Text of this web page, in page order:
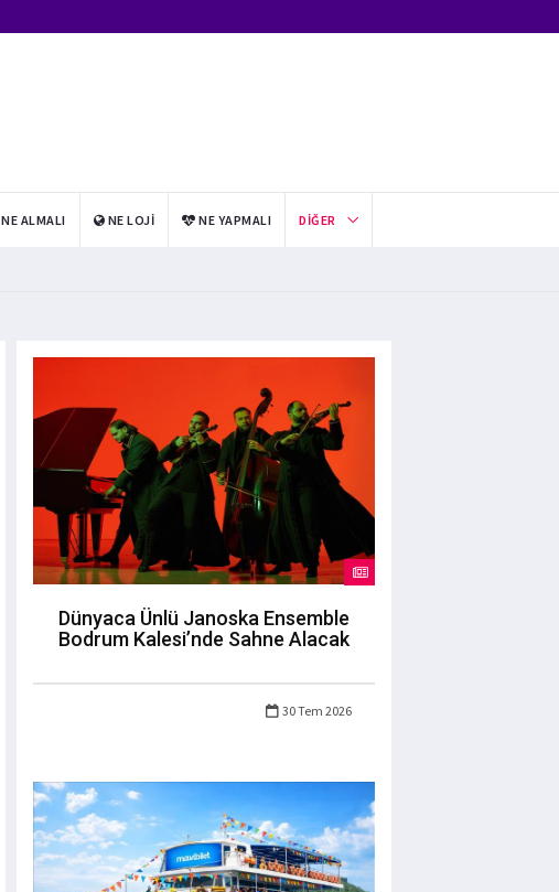
NE ALMALI NE LOJI NE YAPMALI DIĞER
Dünyaca Ünlü Janoska Ensemble
Bodrum Kalesi’nde Sahne Alacak
30 Tem 2026